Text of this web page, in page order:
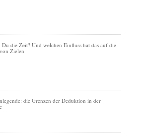
Du die Zeit? Und welchen Einfluss hat das auf die
Zielen
die Grenzen der Deduktion in der